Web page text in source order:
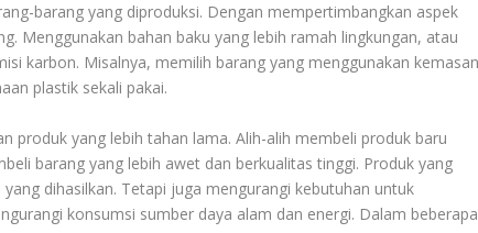
barang yang diproduksi. Dengan mempertimbangkan aspek
Menggunakan bahan baku yang lebih ramah lingkungan, atau
karbon. Misalnya, memilih barang yang menggunakan
plastik sekali pakai.
produk yang lebih tahan lama. Alih-alih membeli produk baru
barang yang lebih awet dan berkualitas tinggi. Produk yang
dihasilkan. Tetapi juga mengurangi kebutuhan untuk
konsumsi sumber daya alam dan energi. Dalam beberapa